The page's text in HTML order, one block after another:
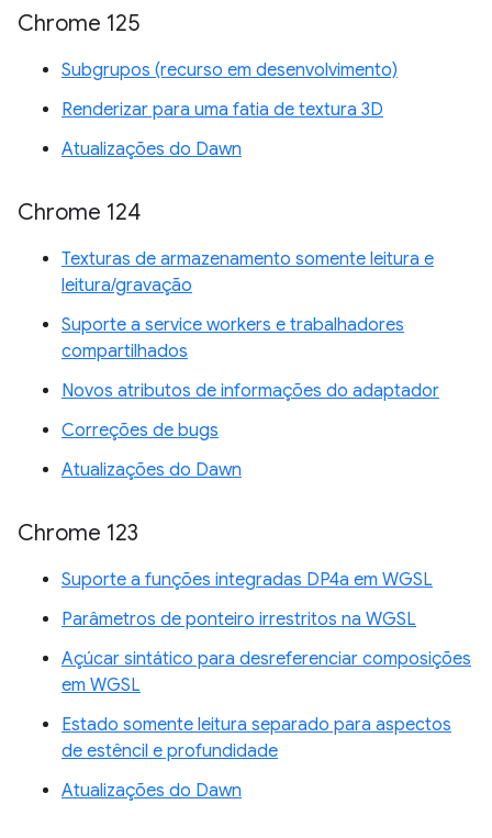
Chrome 125
Subgrupos (recurso em desenvolvimento)
Renderizar para uma fatia de textura 3D
Atualizações do Dawn
Chrome 124
Texturas de armazenamento somente leitura e
leitura/gravação
Suporte a service workers e trabalhadores
compartilhados
Novos atributos de informações do adaptador
Correções de bugs
Atualizações do Dawn
Chrome 123
Suporte a funções integradas DP4a em WGSL
Parâmetros de ponteiro irrestritos na WGSL
Açúcar sintático para desreferenciar composições
em WGSL
Estado somente leitura separado para aspectos
de estêncil e profundidade
Atualizações do Dawn